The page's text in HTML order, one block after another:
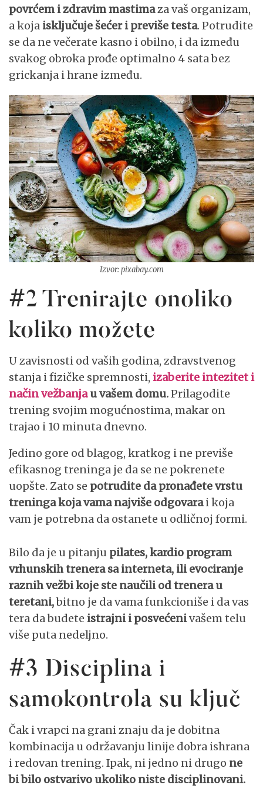
povrćem i zdravim mastimaza vaš organizam,
a koja isključuje šećer i previše testa. Potrudite
se da ne večerate kasno i obilno, i da između
svakog obroka prođe optimalno 4 sata bez
grickanja i hrane između.
Izvor: pixabay.com
#2 Trenirajte onoliko
koliko možete
U zavisnosti od vaših godina, zdravstvenog
stanja i fizičke spremnosti, izaberite intezitet i
način vežbanjau vašem domu.Prilagodite
trening svojim mogućnostima, makar on
trajao i 10 minuta dnevno.
Jedino gore od blagog, kratkog i ne previše
efikasnog treninga je da se ne pokrenete
uopšte. Zato se potrudite da pronađete vrstu
treninga koja vama najviše odgovarai koja
vam je potrebna da ostanete u odličnoj formi.
Bilo da je u pitanju pilates, kardio program
vrhunskih trenera sa interneta, ili evociranje
raznih vežbi koje ste naučili od trenera u
teretani,bitno je da vama funkcioniše i da vas
tera da budete istrajni i posvećenivašem telu
više puta nedeljno.
#3 Disciplina i
samokontrola su ključ
Čak i vrapci na grani znaju da je dobitna
kombinacija u održavanju linije dobra ishrana
i redovan trening. Ipak, ni jedno ni drugo ne
bi bilo ostvarivo ukoliko niste disciplinovani.